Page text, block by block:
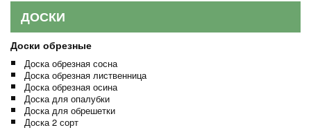
ДОСКИ
Доски обрезные
Доска обрезная сосна
Доска обрезная лиственница
Доска обрезная осина
Доска для опалубки
Доска для обрешетки
Доска 2 сорт